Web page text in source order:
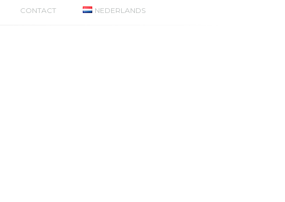
CONTACT NEDERLANDS